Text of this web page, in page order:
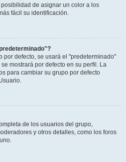
de asignar un color a los
fácil su identificación.
por defecto, se usará el "predeterminado"
mostrará por defecto en su perfil. La
para cambiar su grupo por defecto
de los usuarios del grupo,
y otros detalles, como los foros